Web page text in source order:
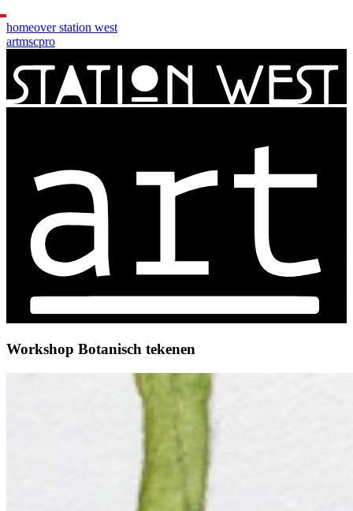
homeover station west
artmscpro
Workshop Botanisch tekenen